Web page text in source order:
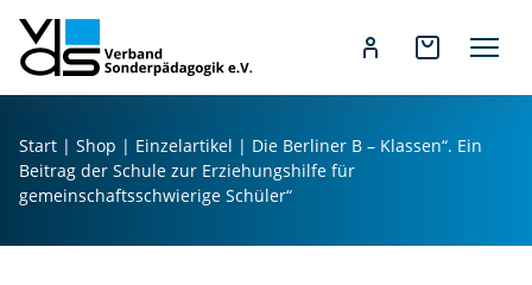
h
Start | Shop | Einzelartikel | Die Berliner B – Klassen“. Ein
Beitrag der Schule zur Erziehungshilfe für
gemeinschaftsschwierige Schüler“